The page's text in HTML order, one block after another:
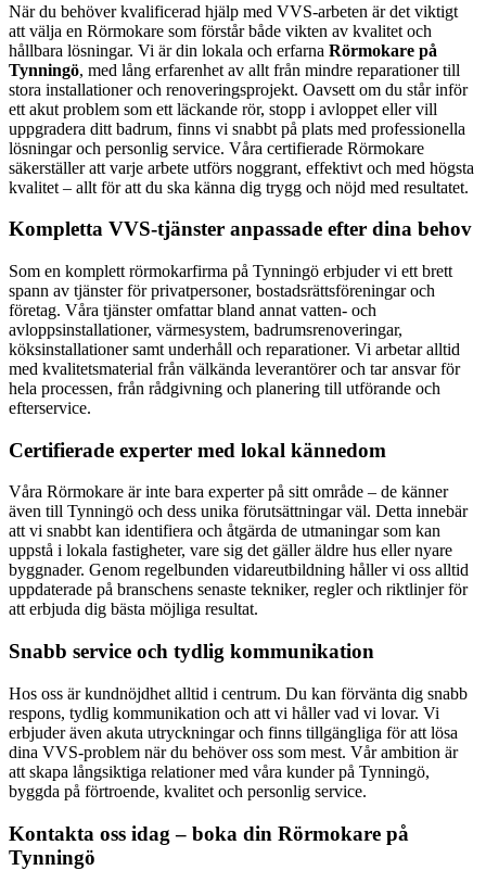
När du behöver kvalificerad hjälp med VVS-arbeten är det viktigt
att välja en Rörmokare som förstår både vikten av kvalitet och
hållbara lösningar. Vi är din lokala och erfarna Rörmokare på
Tynningö, med lång erfarenhet av allt från mindre reparationer till
stora installationer och renoveringsprojekt. Oavsett om du står inför
ett akut problem som ett läckande rör, stopp i avloppet eller vill
uppgradera ditt badrum, finns vi snabbt på plats med professionella
lösningar och personlig service. Våra certifierade Rörmokare
säkerställer att varje arbete utförs noggrant, effektivt och med högsta
kvalitet – allt för att du ska känna dig trygg och nöjd med resultatet.
Kompletta VVS-tjänster anpassade efter dina behov
Som en komplett rörmokarfirma på Tynningö erbjuder vi ett brett
spann av tjänster för privatpersoner, bostadsrättsföreningar och
företag. Våra tjänster omfattar bland annat vatten- och
avloppsinstallationer, värmesystem, badrumsrenoveringar,
köksinstallationer samt underhåll och reparationer. Vi arbetar alltid
med kvalitetsmaterial från välkända leverantörer och tar ansvar för
hela processen, från rådgivning och planering till utförande och
efterservice.
Certifierade experter med lokal kännedom
Våra Rörmokare är inte bara experter på sitt område – de känner
även till Tynningö och dess unika förutsättningar väl. Detta innebär
att vi snabbt kan identifiera och åtgärda de utmaningar som kan
uppstå i lokala fastigheter, vare sig det gäller äldre hus eller nyare
byggnader. Genom regelbunden vidareutbildning håller vi oss alltid
uppdaterade på branschens senaste tekniker, regler och riktlinjer för
att erbjuda dig bästa möjliga resultat.
Snabb service och tydlig kommunikation
Hos oss är kundnöjdhet alltid i centrum. Du kan förvänta dig snabb
respons, tydlig kommunikation och att vi håller vad vi lovar. Vi
erbjuder även akuta utryckningar och finns tillgängliga för att lösa
dina VVS-problem när du behöver oss som mest. Vår ambition är
att skapa långsiktiga relationer med våra kunder på Tynningö,
byggda på förtroende, kvalitet och personlig service.
Kontakta oss idag – boka din Rörmokare på
Tynningö